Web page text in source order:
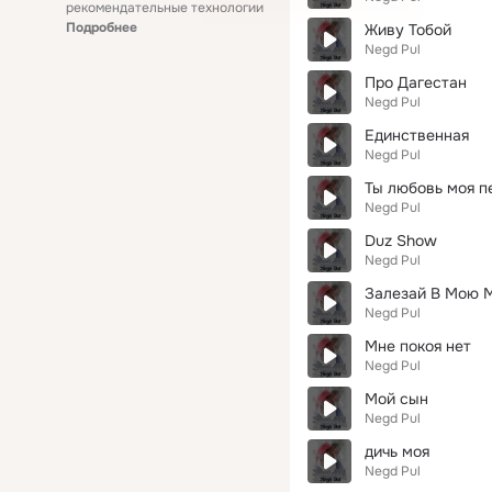
рекомендательные технологии
Подробнее
Живу Тобой
Negd Pul
Про Дагестан
Negd Pul
Единственная
Negd Pul
Ты любовь моя
Negd Pul
Duz Show
Negd Pul
Залезай В Мою
Negd Pul
Мне покоя нет
Negd Pul
Мой сын
Negd Pul
дичь моя
Negd Pul